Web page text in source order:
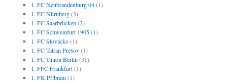
1. FC Neubrandenburg 04(1)
1. FC Nürnberg(3)
1. FC Saarbrücken (2)
1. FC Schweinfurt 1905(1)
1. FC Slovácko(1)
1. FC Tatran Prešov(1)
1. FC Union Berlin (31)
1. FFC Frankfurt(1)
1. FK Příbram(1)